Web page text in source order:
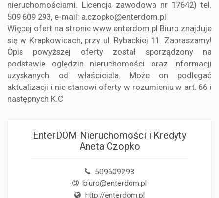
nieruchomościami. Licencja zawodowa nr 17642) tel.
509 609 293, e-mail: a.czopko@enterdom.pl
Więcej ofert na stronie www.enterdom.pl Biuro znajduje
się w Krapkowicach, przy ul. Rybackiej 11. Zapraszamy!
Opis powyższej oferty został sporządzony na
podstawie oględzin nieruchomości oraz informacji
uzyskanych od właściciela. Może on podlegać
aktualizacji i nie stanowi oferty w rozumieniu w art. 66 i
następnych K.C
EnterDOM Nieruchomości i Kredyty
Aneta Czopko
509609293
biuro@enterdom.pl
http://enterdom.pl